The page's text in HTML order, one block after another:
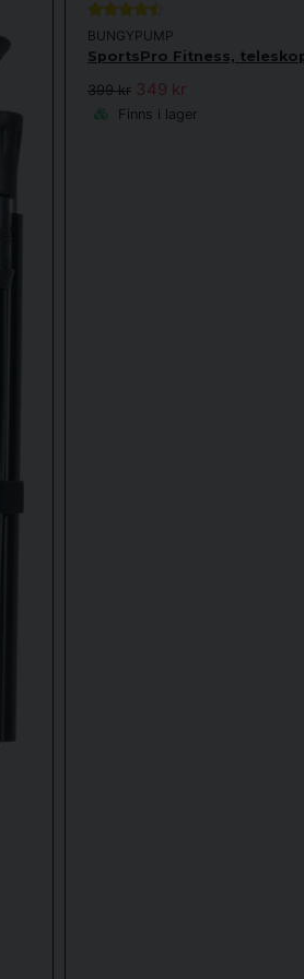
BUNGYPUMP
SportsPro Fitness,
399 kr 349 kr
Finns i lager